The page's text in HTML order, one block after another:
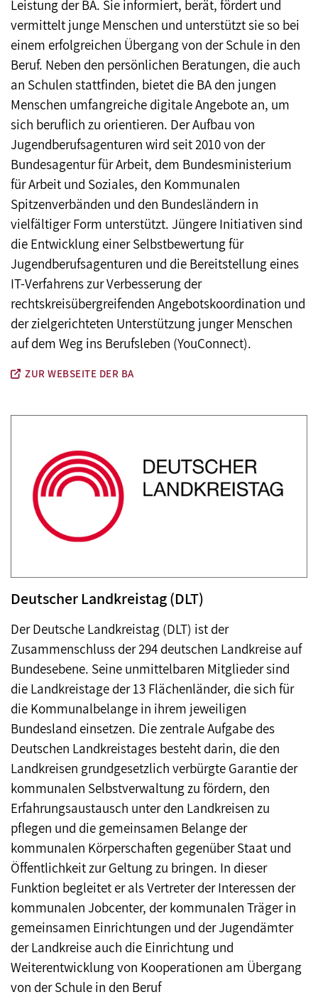
Leistung der BA. Sie informiert, berät, fördert und
vermittelt junge Menschen und unterstützt sie so bei
einem erfolgreichen Übergang von der Schule in den
Beruf. Neben den persönlichen Beratungen, die auch
an Schulen stattfinden, bietet die BA den jungen
Menschen umfangreiche digitale Angebote an, um
sich beruflich zu orientieren. Der Aufbau von
Jugendberufsagenturen wird seit 2010 von der
Bundesagentur für Arbeit, dem Bundesministerium
für Arbeit und Soziales, den Kommunalen
Spitzenverbänden und den Bundesländern in
vielfältiger Form unterstützt. Jüngere Initiativen sind
die Entwicklung einer Selbstbewertung für
Jugendberufsagenturen und die Bereitstellung eines
IT-Verfahrens zur Verbesserung der
rechtskreisübergreifenden Angebotskoordination und
der zielgerichteten Unterstützung junger Menschen
auf dem Weg ins Berufsleben (YouConnect).
ZUR WEBSEITE DER BA
Deutscher Landkreistag (DLT)
Der Deutsche Landkreistag (DLT) ist der
Zusammenschluss der 294 deutschen Landkreise auf
Bundesebene. Seine unmittelbaren Mitglieder sind
die Landkreistage der 13 Flächenländer, die sich für
die Kommunalbelange in ihrem jeweiligen
Bundesland einsetzen. Die zentrale Aufgabe des
Deutschen Landkreistages besteht darin, die den
Landkreisen grundgesetzlich verbürgte Garantie der
kommunalen Selbstverwaltung zu fördern, den
Erfahrungsaustausch unter den Landkreisen zu
pflegen und die gemeinsamen Belange der
kommunalen Körperschaften gegenüber Staat und
Öffentlichkeit zur Geltung zu bringen. In dieser
Funktion begleitet er als Vertreter der Interessen der
kommunalen Jobcenter, der kommunalen Träger in
gemeinsamen Einrichtungen und der Jugendämter
der Landkreise auch die Einrichtung und
Weiterentwicklung von Kooperationen am Übergang
von der Schule in den Beruf